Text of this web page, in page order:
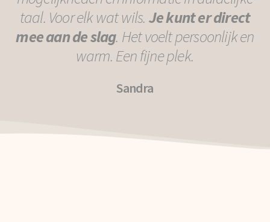
taal. Voor elk wat wils. Je kunt er direct
mee aan de slag. Het voelt persoonlijk en
warm. Een fijne plek.
Sandra